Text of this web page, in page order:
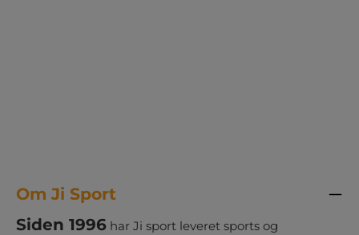
Om Ji Sport
Siden 1996 har Ji sport leveret sports og